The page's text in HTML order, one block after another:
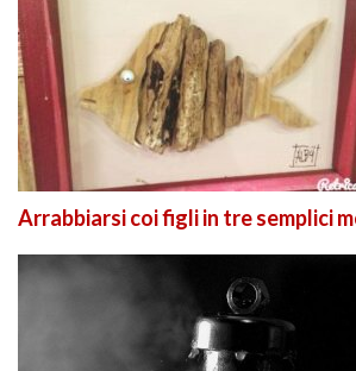
Arrabbiarsi coi figli in tre semplici